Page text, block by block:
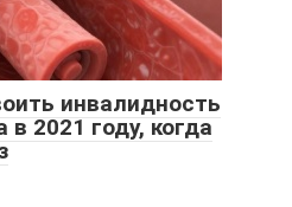
инвалидность
2021 году, когда